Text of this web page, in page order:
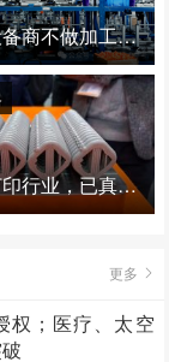
3D打印设备商不做加工服务，就成了旁观者！
中国3D打印行业，已真正进入爆发时代！
更多
权；医疗、太空